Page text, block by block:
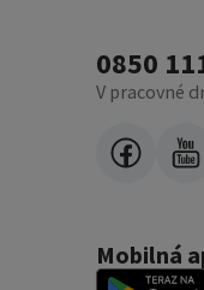
0850
V pracovné
Mobilná